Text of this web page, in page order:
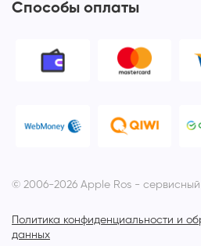
Способы оплаты
© 2006-2026 Apple Ros -
Политика конфиденциальности и
данных